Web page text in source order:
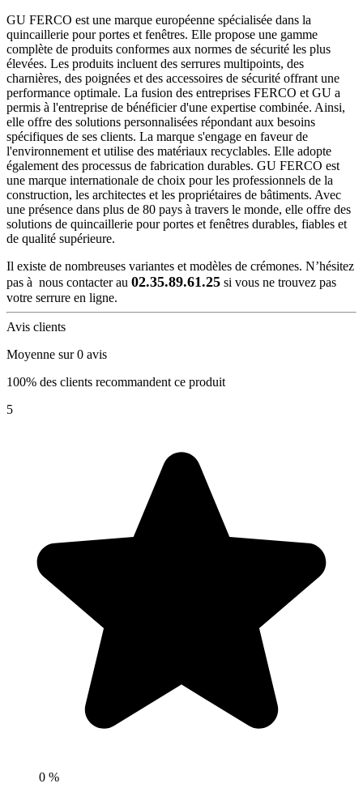
GU FERCO est une marque européenne spécialisée dans la
quincaillerie pour portes et fenêtres. Elle propose une gamme
complète de produits conformes aux normes de sécurité les plus
élevées. Les produits incluent des serrures multipoints, des
charnières, des poignées et des accessoires de sécurité offrant une
performance optimale. La fusion des entreprises FERCO et GU a
permis à l'entreprise de bénéficier d'une expertise combinée. Ainsi,
elle offre des solutions personnalisées répondant aux besoins
spécifiques de ses clients. La marque s'engage en faveur de
l'environnement et utilise des matériaux recyclables. Elle adopte
également des processus de fabrication durables. GU FERCO est
une marque internationale de choix pour les professionnels de la
construction, les architectes et les propriétaires de bâtiments. Avec
une présence dans plus de 80 pays à travers le monde, elle offre des
solutions de quincaillerie pour portes et fenêtres durables, fiables et
de qualité supérieure.
Il existe de nombreuses variantes et modèles de crémones. N’hésitez
pas à nous contacter au 02.35.89.61.25 si vous ne trouvez pas
votre serrure en ligne.
Avis clients
Moyenne sur 0 avis
100% des clients recommandent ce produit
5
0 %